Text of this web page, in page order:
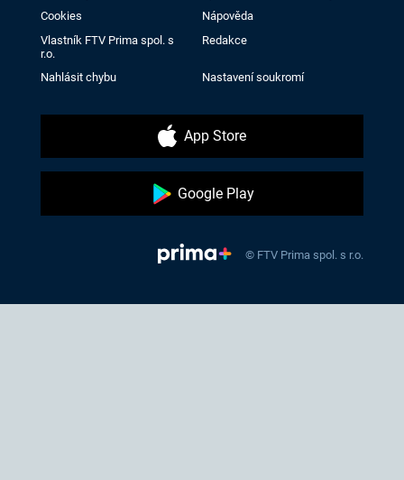
Cookies
Nápověda
Vlastník FTV Prima spol. s
r.o.
Redakce
Nahlásit chybu Nastavení soukromí
App Store
Google Play
© FTV Prima spol. s r.o.